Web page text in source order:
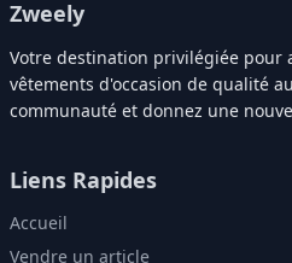
Zweely
Votre destination privilégiée pour
vêtements d'occasion de qualité
communauté et donnez une
Liens Rapides
Accueil
Vendre un article